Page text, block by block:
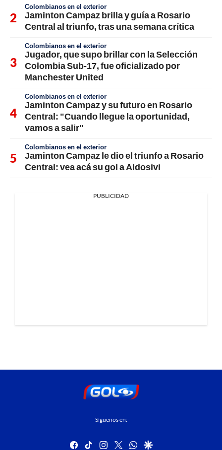
Colombianos en el exterior
Jaminton Campaz brilla y guía a Rosario
Central al triunfo, tras una semana crítica
Colombianos en el exterior
Jugador, que supo brillar con la Selección
Colombia Sub-17, fue oficializado por
Manchester United
Colombianos en el exterior
Jaminton Campaz y su futuro en Rosario
Central: "Cuando llegue la oportunidad,
vamos a salir"
Colombianos en el exterior
Jaminton Campaz le dio el triunfo a Rosario
Central: vea acá su gol a Aldosivi
PUBLICIDAD
Síguenos en:
facebook
tiktok instagram
twitterwhatsapp
google